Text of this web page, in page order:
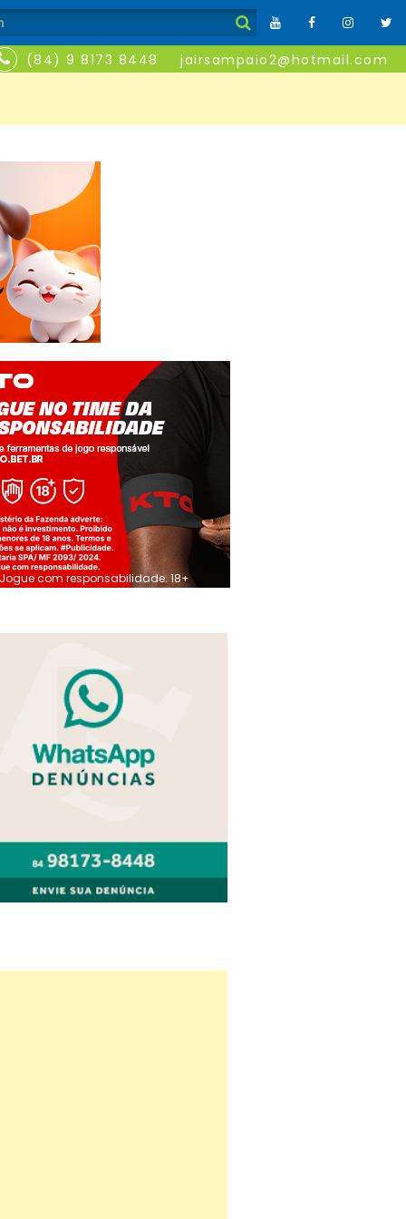
(84) 9 8173 8448 jairsampaio2@hotmail.com
Jogue com responsabilidade. 18+